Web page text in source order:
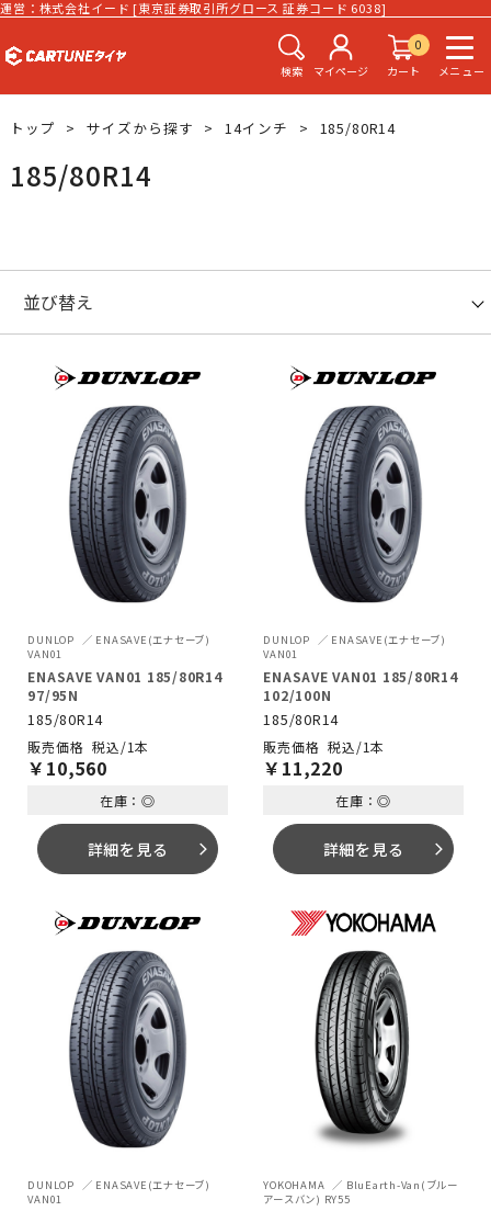
運営：株式会社イード [東京証券取引所グロース 証券コード 6038]
検索 マイページ
0
カート
メニュー
トップ サイズから探す 14インチ 185/80R14
185/80R14
DUNLOP
ENASAVE(エナセーブ)
VAN01
ENASAVE VAN01 185/80R14
97/95N
185/80R14
税込/1本
￥ 10,560
在庫：◎
詳細を見る arrow_forward_ios
DUNLOP
ENASAVE(エナセーブ)
VAN01
ENASAVE VAN01 185/80R14
102/100N
185/80R14
税込/1本
￥ 11,220
在庫：◎
詳細を見る arrow_forward_ios
DUNLOP
ENASAVE(エナセーブ)
VAN01
YOKOHAMA
BluEarth-Van(ブルー
アースバン) RY55